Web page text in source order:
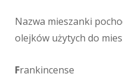
Nazwa mieszanki
olejków użytych do
Frankincense